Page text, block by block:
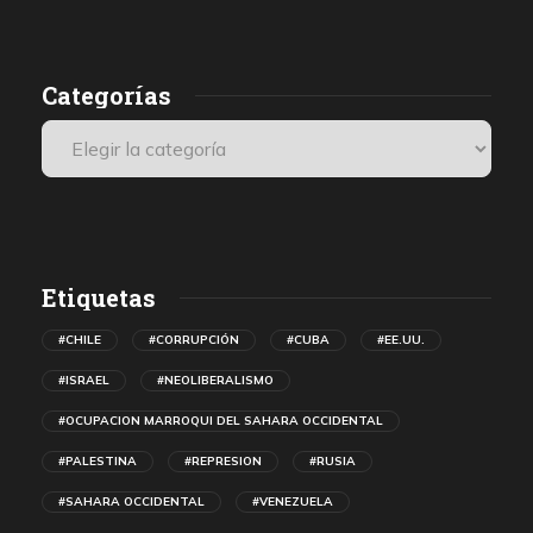
Categorías
Etiquetas
#CHILE #CORRUPCIÓN #CUBA #EE.UU.
#ISRAEL #NEOLIBERALISMO
#OCUPACION MARROQUI DEL SAHARA OCCIDENTAL
#PALESTINA #REPRESION #RUSIA
#SAHARA OCCIDENTAL #VENEZUELA